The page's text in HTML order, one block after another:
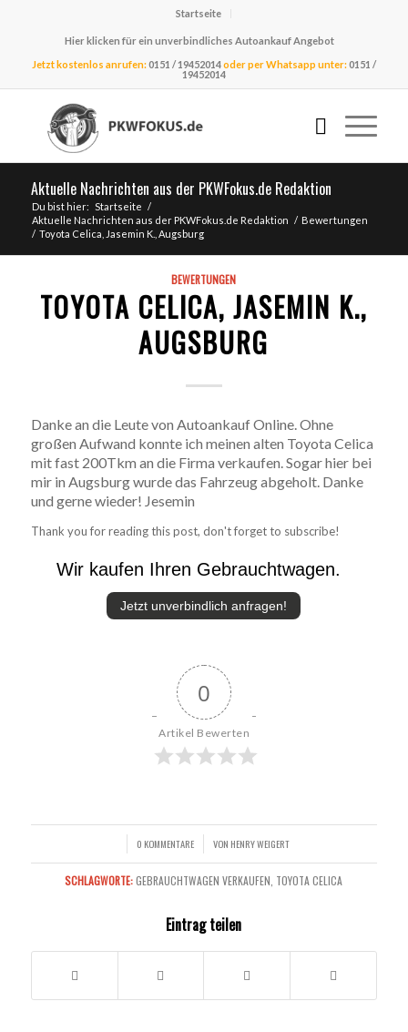
Startseite
Hier klicken für ein unverbindliches Autoankauf Angebot
Jetzt kostenlos anrufen:0151 / 19452014oder per Whatsapp unter:0151 /
19452014
Aktuelle Nachrichten aus der PKWFokus.de Redaktion
Du bist hier: Startseite /
Aktuelle Nachrichten aus der PKWFokus.de Redaktion / Bewertungen
/ Toyota Celica, Jasemin K., Augsburg
BEWERTUNGEN
TOYOTA CELICA, JASEMIN K.,
AUGSBURG
Danke an die Leute von Autoankauf Online. Ohne
großen Aufwand konnte ich meinen alten Toyota Celica
mit fast 200Tkm an die Firma verkaufen. Sogar hier bei
mir in Augsburg wurde das Fahrzeug abgeholt. Danke
und gerne wieder! Jesemin
Thank you for reading this post, don't forget to subscribe!
Wir kaufen Ihren Gebrauchtwagen.
Jetzt unverbindlich anfragen!
0
Artikel Bewerten
0 KOMMENTARE
/ VON HENRY WEIGERT
SCHLAGWORTE: GEBRAUCHTWAGEN VERKAUFEN TOYOTA CELICA
Eintrag teilen